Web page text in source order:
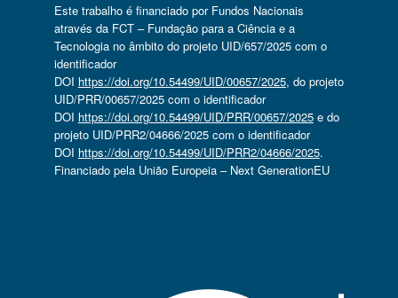
Este trabalho é financiado por Fundos Nacionais
através da FCT – Fundação para a Ciência e a
Tecnologia no âmbito do projeto UID/657/2025 com o
identificador
DOI https://doi.org/10.54499/UID/00657/2025, do projeto
UID/PRR/00657/2025 com o identificador
DOI https://doi.org/10.54499/UID/PRR/00657/2025e do
projeto UID/PRR2/04666/2025 com o identificador
DOI https://doi.org/10.54499/UID/PRR2/04666/2025.
Financiado pela União Europeia – Next GenerationEU